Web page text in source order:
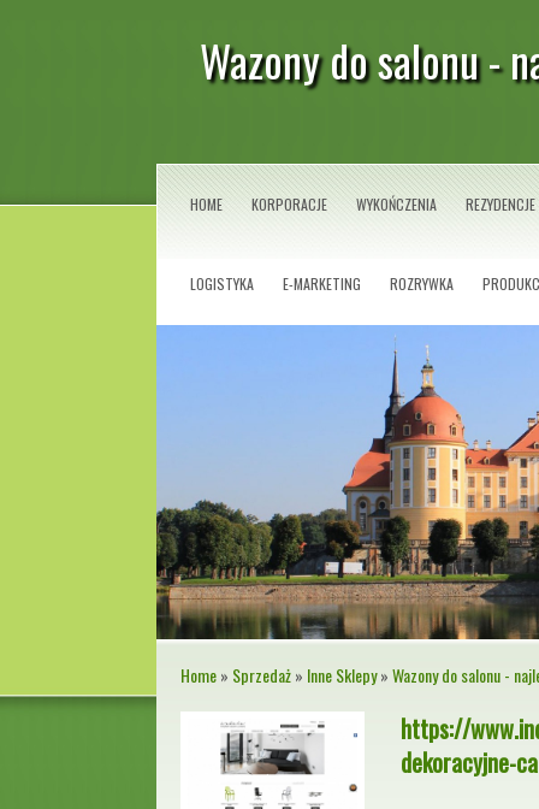
Wazony do salonu -
HOME KORPORACJE WYKOŃCZENIA REZYDENCJE
LOGISTYKA E-MARKETING ROZRYWKA
Home» Sprzedaż» Inne Sklepy»Wazony do salonu -
https://
dekoracyjne-